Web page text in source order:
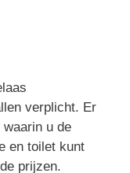
verplicht. Er
waarin u de
en toilet kunt
prijzen.